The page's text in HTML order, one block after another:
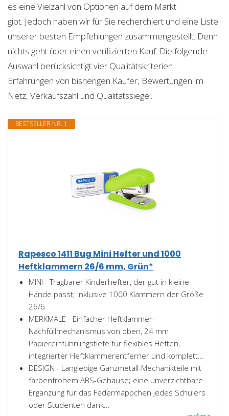
es eine Vielzahl von Optionen auf dem Markt
gibt. Jedoch haben wir für Sie recherchiert und eine Liste
unserer besten Empfehlungen zusammengestellt. Denn
nichts geht über einen verifizierten Kauf. Die folgende
Auswahl berücksichtigt vier Qualitätskriterien.
Erfahrungen von bisherigen Käufer, Bewertungen im
Netz, Verkaufszahl und Qualitätssiegel.
BESTSELLER NR. 1
Rapesco 1411 Bug Mini Hefter und 1000
Heftklammern 26/6 mm, Grün*
MINI - Tragbarer Kinderhefter, der gut in kleine
Hände passt; inklusive 1000 Klammern der Größe
26/6
MERKMALE - Einfacher Heftklammer-
Nachfüllmechanismus von oben, 24 mm
Papiereinführungstiefe für flexibles Heften,
integrierter Heftklammerentferner und komplett...
DESIGN - Langlebige Ganzmetall-Mechanikteile mit
farbenfrohem ABS-Gehäuse; eine unverzichtbare
Ergänzung für das Federmäppchen jedes Schülers
oder Studenten dank...